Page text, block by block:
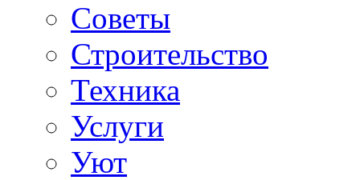
Советы
Строительство
Техника
Услуги
Уют